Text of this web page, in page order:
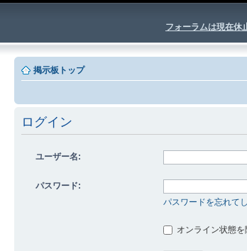
フォーラムは現在休
掲示板トップ
ログイン
ユーザー名:
パスワード:
パスワードを忘れて
オンライン状態を